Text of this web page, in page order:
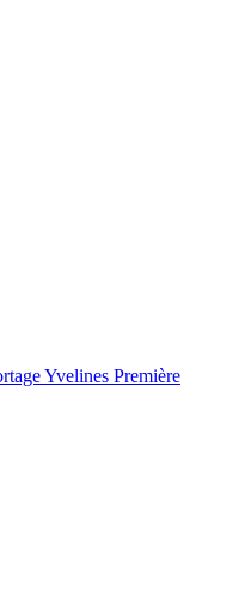
Yvelines Première